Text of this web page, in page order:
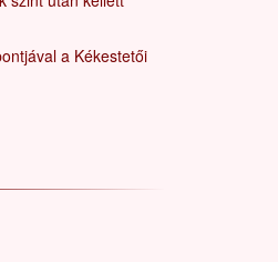
a Kékestetői